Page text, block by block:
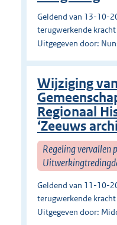
Geldend van 13-10-
terugwerkende
Uitgegeven door:
Wijziging
Regionaal
‘Zeeuws
Regeling
Geldend van 11-10-
terugwerkende
Uitgegeven door: